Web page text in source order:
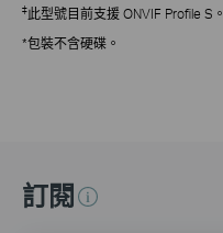
‡此型號目前支援 ONVIF Profile S。
*包裝不含硬碟。
訂閱